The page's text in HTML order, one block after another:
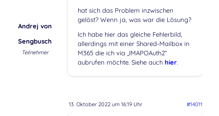
Andrej von
Sengbusch
Teilnehmer
hat sich das Problem inzwischen
gelöst? Wenn ja, was war die Lösung?
Ich habe hier das gleiche Fehlerbild,
allerdings mit einer Shared-Mailbox in
M365 die ich via „IMAPOAuth2“
aubrufen möchte. Siehe auch hier.
13. Oktober 2022 um 16:19 Uhr #14011